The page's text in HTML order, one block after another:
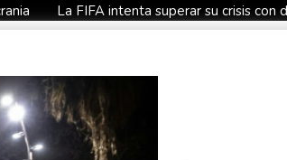
La FIFA intenta superar su crisis
Zvládne problémy Postupimi?